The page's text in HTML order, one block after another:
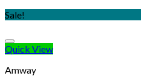
Sale!
Quick View
Amway